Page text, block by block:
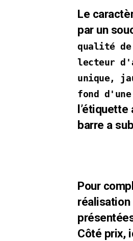
Le
par un
qualité
lecteur
unique,
fond
barre a
Pour
réalisation
Côté prix,